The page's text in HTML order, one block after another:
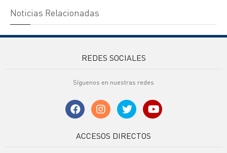
Noticias Relacionadas
REDES SOCIALES
Síguenos en nuestras redes
ACCESOS DIRECTOS